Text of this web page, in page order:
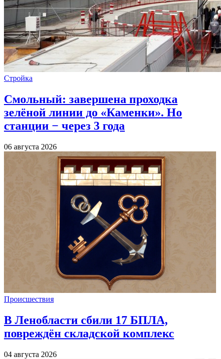
Стройка
Смольный: завершена проходка
зелёной линии до «Каменки». Но
станции − через 3 года
06 августа 2026
Происшествия
В Ленобласти сбили 17 БПЛА,
повреждён складской комплекс
04 августа 2026